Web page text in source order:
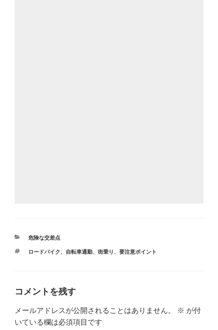
カ
ゴ
危険な交差点
タ
ロードバイク、 自転車通勤、 街乗り 、 要注意ポイント
コメントを残す
メールアドレスが公開されることはありません。 ※ が付
いている欄は必須項目です